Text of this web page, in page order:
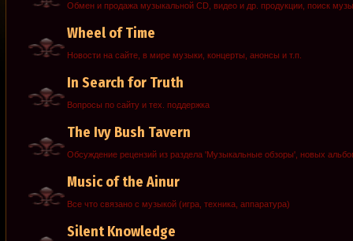
Обмен и продажа музыкальной CD, видео и др. продукции, поиск
Wheel of Time
Новости на сайте, в мире музыки, концерты, анонсы и т.п.
In Search for Truth
Вопросы по сайту и тех. поддержка
The Ivy Bush Tavern
Обсуждение рецензий из раздела 'Музыкальные обзоры', новых
Music of the Ainur
Все что связано с музыкой (игра, техника, аппаратура)
Silent Knowledge